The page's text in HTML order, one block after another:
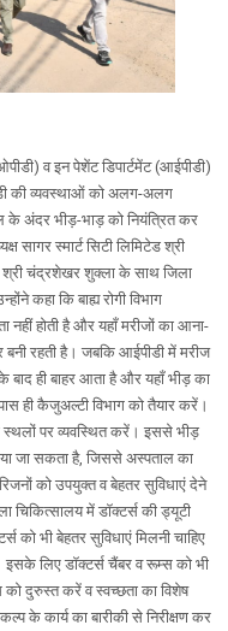
व इन पेशेंट डिपार्टमेंट (आईपीडी)
की व्यवस्थाओं को अलग-अलग
के अंदर भीड़-भाड़ को नियंत्रित कर
स्मार्ट सिटी लिमिटेड श्री
श्री चंद्रशेखर शुक्ला के साथ जिला
कहा कि बाह्य रोगी विभाग
होती है और यहाँ मरीजों का आना-
बनी रहती है। जबकि आईपीडी में मरीज
बाद ही बाहर आता है और यहाँ भीड़ का
ही कैजुअल्टी विभाग को तैयार करें।
पर व्यवस्थित करें। इससे भीड़
जा सकता है, जिससे अस्पताल का
को उपयुक्त व बेहतर सुविधाएं देने
चिकित्सालय में डॉक्टर्स की ड्यूटी
को भी बेहतर सुविधाएं मिलनी चाहिए
इसके लिए डॉक्टर्स चैंबर व रूम्स को भी
दुरुस्त करें व स्वच्छता का विशेष
के कार्य का बारीकी से निरीक्षण कर